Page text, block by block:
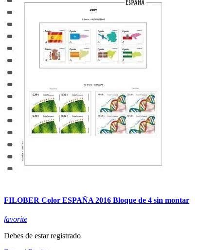
FILOBER Color ESPAÑA 2016 Bloque de 4 sin montar
favorite
Debes de estar registrado